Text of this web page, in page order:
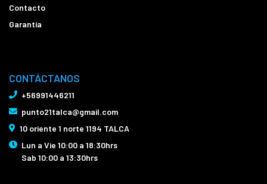
Contacto
Garantía
CONTÁCTANOS
+56991446211
punto21talca@gmail.com
10 oriente 1 norte 1194 TALCA
Lun a Vie 10:00 a 18:30hrs
Sab 10:00 a 13:30hrs